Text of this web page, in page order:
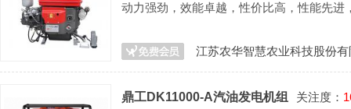
动力强劲，效能卓越，性价比高，性能先进
江苏农华智慧农业科技股份
鼎工DK11000-A汽油发电机组 关注度：